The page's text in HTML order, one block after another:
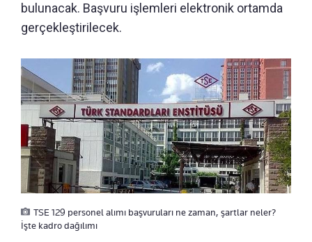
bulunacak. Başvuru işlemleri elektronik ortamda
gerçekleştirilecek.
TSE 129 personel alımı başvuruları ne zaman, şartlar neler?
İşte kadro dağılımı